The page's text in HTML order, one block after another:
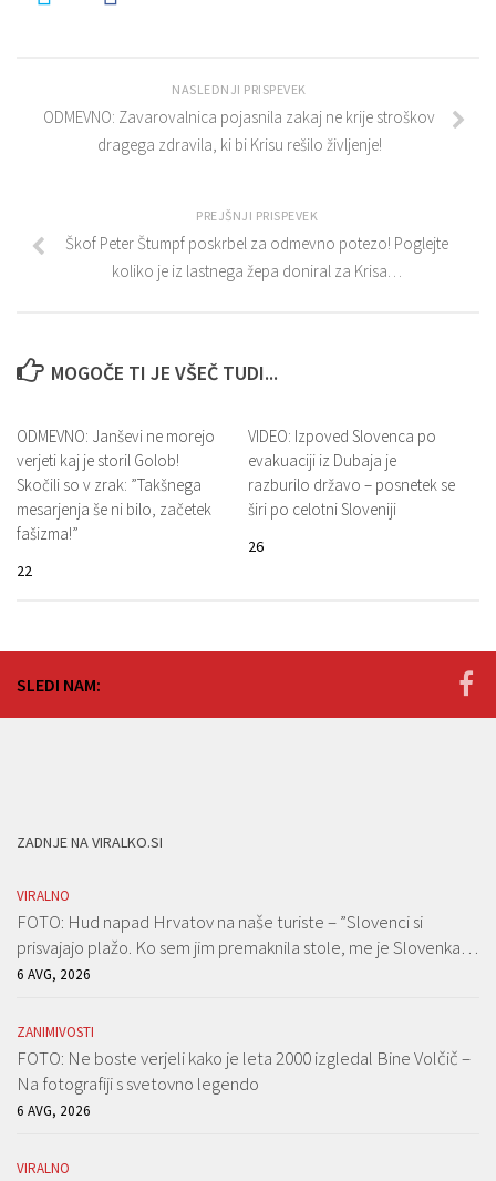
NASLEDNJI PRISPEVEK
ODMEVNO: Zavarovalnica pojasnila zakaj ne krije stroškov
dragega zdravila, ki bi Krisu rešilo življenje!
PREJŠNJI PRISPEVEK
Škof Peter Štumpf poskrbel za odmevno potezo! Poglejte
koliko je iz lastnega žepa doniral za Krisa…
MOGOČE TI JE VŠEČ TUDI...
ODMEVNO: Janševi ne morejo
verjeti kaj je storil Golob!
Skočili so v zrak: ”Takšnega
mesarjenja še ni bilo, začetek
fašizma!”
22
VIDEO: Izpoved Slovenca po
evakuaciji iz Dubaja je
razburilo državo – posnetek se
širi po celotni Sloveniji
26
SLEDI NAM:
ZADNJE NA VIRALKO.SI
VIRALNO
FOTO: Hud napad Hrvatov na naše turiste – ”Slovenci si
prisvajajo plažo. Ko sem jim premaknila stole, me je Slovenka…
6 AVG, 2026
ZANIMIVOSTI
FOTO: Ne boste verjeli kako je leta 2000 izgledal Bine Volčič –
Na fotografiji s svetovno legendo
6 AVG, 2026
VIRALNO